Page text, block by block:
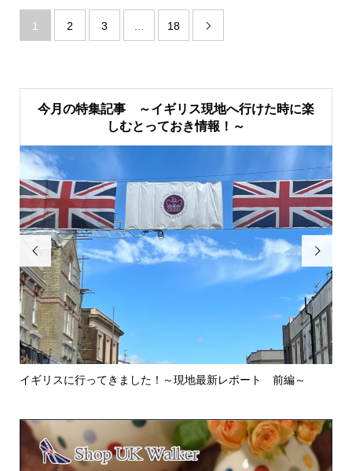
1 2 3 … 18 
今月の特集記事 ～イギリス現地へ行けた時に楽
しむとっておき情報！～

イギリスに行ってきました！～現地最新レポート 前編～
